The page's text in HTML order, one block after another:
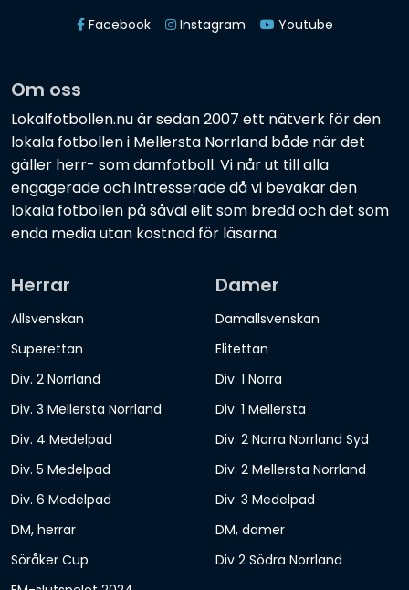
Facebook Instagram Youtube
Om oss
Lokalfotbollen.nu är sedan 2007 ett nätverk för den
lokala fotbollen i Mellersta Norrland både när det
gäller herr- som damfotboll. Vi når ut till alla
engagerade och intresserade då vi bevakar den
lokala fotbollen på såväl elit som bredd och det som
enda media utan kostnad för läsarna.
Herrar
Allsvenskan
Superettan
Div. 2 Norrland
Div. 3 Mellersta Norrland
Div. 4 Medelpad
Div. 5 Medelpad
Div. 6 Medelpad
DM, herrar
Söråker Cup
Damer
Damallsvenskan
Elitettan
Div. 1 Norra
Div. 1 Mellersta
Div. 2 Norra Norrland Syd
Div. 2 Mellersta Norrland
Div. 3 Medelpad
DM, damer
Div 2 Södra Norrland